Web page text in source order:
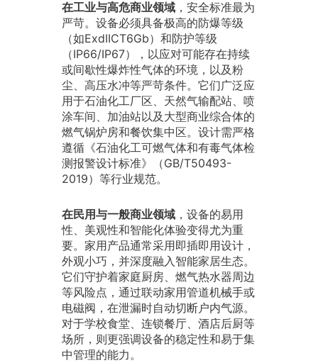
在工业与高危商业领域，安全标准最为
严苛。设备必须具备极高的防爆等级
（如ExdIICT6Gb）和防护等级
（IP66/IP67），以应对可能存在持续
或间歇性爆炸性气体的环境，以及粉
尘、高压水冲等严苛条件。它们广泛应
用于石油化工厂区、天然气输配站、喷
涂车间、加油站以及大型商业综合体的
燃气锅炉房和餐饮集中区。设计需严格
遵循《石油化工可燃气体和有毒气体检
测报警设计标准》（GB/T50493-
2019）等行业规范。
在民用与一般商业领域，设备的易用
性、美观性和智能化体验变得尤为重
要。家用产品通常采用即插即用设计，
外观小巧，并深度融入智能家居生态。
它们守护着家庭厨房、燃气热水器周边
等风险点，通过联动家用管道机械手或
电磁阀，在泄漏时自动切断户内气源。
对于学校食堂、连锁餐厅、酒店后厨等
场所，则更强调设备的稳定性和易于集
中管理的能力。